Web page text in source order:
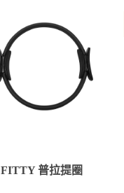
FITTY 普拉提圈